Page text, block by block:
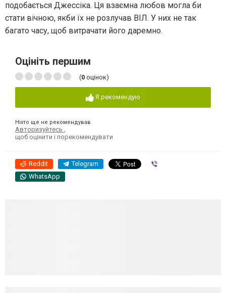
подобається Джессіка. Ця взаємна любов могла би
стати вічною, якби їх не розлучав ВІЛ. У них не так
багато часу, щоб витрачати його даремно.
Оцініть першим
(0 оцінок)
Я рекомендую
Ніхто ще не рекомендував
Авторизуйтесь
щоб оцінити і порекомендувати
Reddit Telegram
WhatsApp